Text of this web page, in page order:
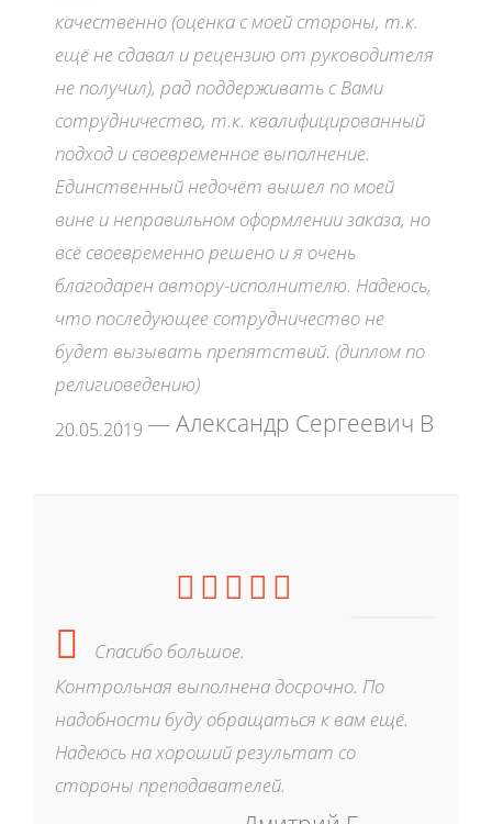
качественно (оценка с моей стороны, т.к.
ещё не сдавал и рецензию от руководителя
не получил), рад поддерживать с Вами
сотрудничество, т.к. квалифицированный
подход и своевременное выполнение.
Единственный недочёт вышел по моей
вине и неправильном оформлении заказа, но
всё своевременно решено и я очень
благодарен автору-исполнителю. Надеюсь,
что последующее сотрудничество не
будет вызывать препятствий. (диплом по
религиоведению)
20.05.2019 Александр Сергеевич В
Спасибо большое.
Контрольная выполнена досрочно. По
надобности буду обращаться к вам ещё.
Надеюсь на хороший результат со
стороны преподавателей.